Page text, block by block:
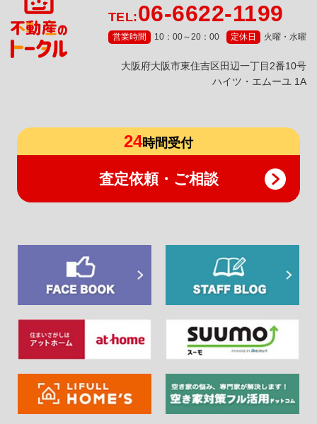
TEL:06-6622-1199
営業時間 10：00～20：00 定休日 火曜・水曜
⼤阪府⼤阪市東住吉区⽥辺⼀丁⽬2番10号
ハイツ・エムーユ 1A
24時間受付
査定依頼・ご相談